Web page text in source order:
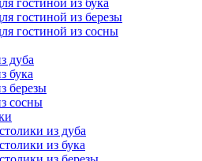
гостиной из бука
гостиной из березы
гостиной из сосны
дуба
бука
березы
сосны
из дуба
из бука